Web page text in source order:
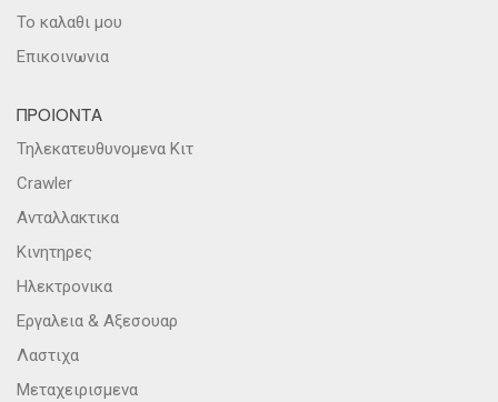
Το καλαθι μου
Επικοινωνια
ΠΡΟΙΟΝΤΑ
Τηλεκατευθυνομενα Κιτ
Crawler
Ανταλλακτικα
Κινητηρες
Ηλεκτρονικα
Εργαλεια & Αξεσουαρ
Λαστιχα
Μεταχειρισμενα